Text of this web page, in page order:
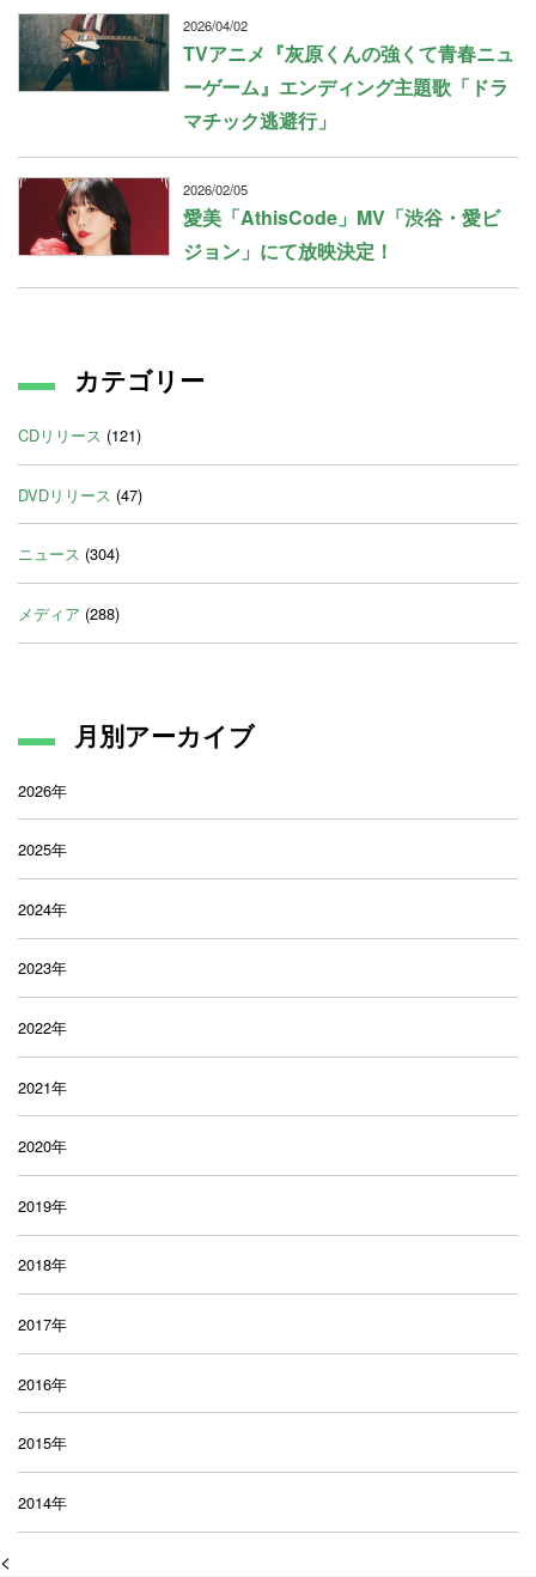
2026/04/02
TVアニメ『灰原くんの強くて青春ニュ
ーゲーム』エンディング主題歌「ドラ
マチック逃避行」
2026/02/05
愛美「AthisCode」MV「渋谷・愛ビ
ジョン」にて放映決定！
カテゴリー
CDリリース (121)
DVDリリース (47)
ニュース (304)
メディア (288)
月別アーカイブ
2026年
2025年
2024年
2023年
2022年
2021年
2020年
2019年
2018年
2017年
2016年
2015年
2014年
<